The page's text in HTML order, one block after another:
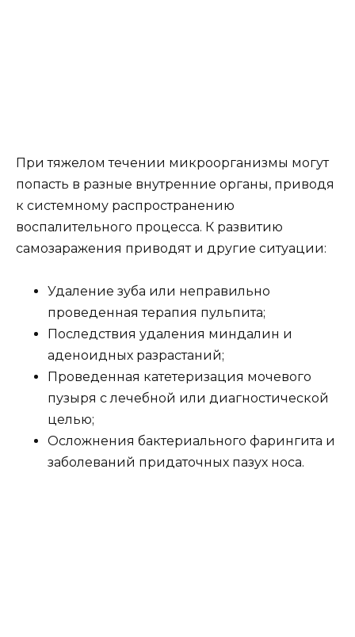
При тяжелом течении микроорганизмы могут
попасть в разные внутренние органы, приводя
к системному распространению
воспалительного процесса. К развитию
самозаражения приводят и другие ситуации:
Удаление зуба или неправильно
проведенная терапия пульпита;
Последствия удаления миндалин и
аденоидных разрастаний;
Проведенная катетеризация мочевого
пузыря с лечебной или диагностической
целью;
Осложнения бактериального фарингита и
заболеваний придаточных пазух носа.